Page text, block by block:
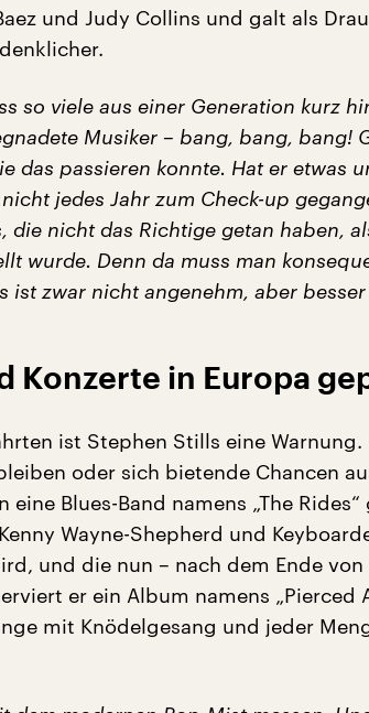
und Judy Collins und galt als
so viele aus einer Generation kurz
Musiker – bang, bang, bang!
das passieren konnte. Hat er etwas
jedes Jahr zum Check-up
die nicht das Richtige getan haben,
wurde. Denn da muss man
ist zwar nicht angenehm, aber besser
Konzerte in Europa
ist Stephen Stills eine Warnung.
oder sich bietende Chancen
eine Blues-Band namens „The
Wayne-Shepherd und
und die nun – nach dem Ende von
er ein Album namens „Pierced
mit Knödelgesang und jeder